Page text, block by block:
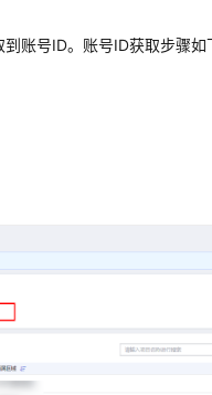
账号ID。账号ID获取步骤如